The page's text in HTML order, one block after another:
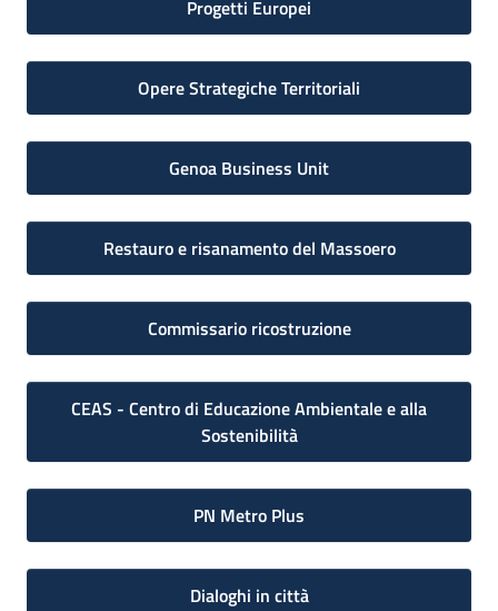
Progetti Europei
Opere Strategiche Territoriali
Genoa Business Unit
Restauro e risanamento del Massoero
Commissario ricostruzione
CEAS - Centro di Educazione Ambientale e alla
Sostenibilità
PN Metro Plus
Dialoghi in città